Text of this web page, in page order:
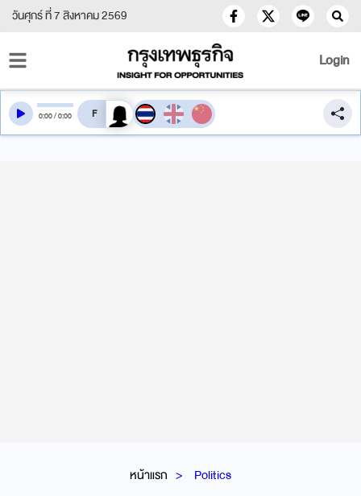
วันศุกร์ ที่ 7 สิงหาคม 2569
Login
หน้าแรก Politics
0:00/0:00 สลับเสียงอ่าน